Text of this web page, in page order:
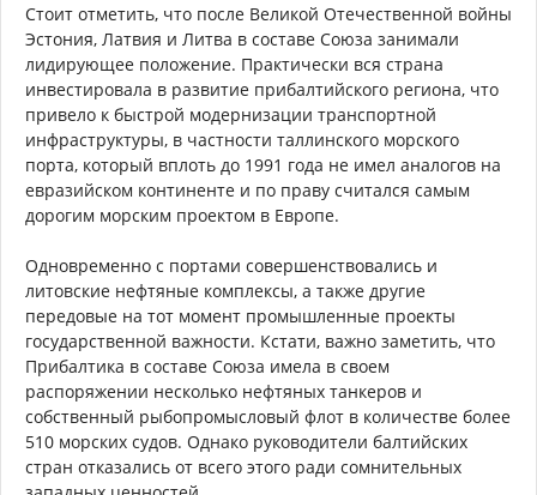
Стоит отметить, что после Великой Отечественной войны
Эстония, Латвия и Литва в составе Союза занимали
лидирующее положение. Практически вся страна
инвестировала в развитие прибалтийского региона, что
привело к быстрой модернизации транспортной
инфраструктуры, в частности таллинского морского
порта, который вплоть до 1991 года не имел аналогов на
евразийском континенте и по праву считался самым
дорогим морским проектом в Европе.
Одновременно с портами совершенствовались и
литовские нефтяные комплексы, а также другие
передовые на тот момент промышленные проекты
государственной важности. Кстати, важно заметить, что
Прибалтика в составе Союза имела в своем
распоряжении несколько нефтяных танкеров и
собственный рыбопромысловый флот в количестве более
510 морских судов. Однако руководители балтийских
стран отказались от всего этого ради сомнительных